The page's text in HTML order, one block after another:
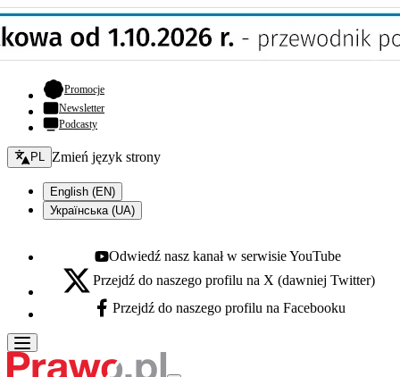
Promocje- otwiera się w nowej karcie
Newsletter
Podcasty
Zmień język - bieżący:
PL Zmień język strony
English (EN)
Українська (UA)
Youtube - otwiera się w nowej karcie
Odwiedź nasz kanał w serwisie YouTube
X - otwiera się w nowej karcie
Przejdź do naszego profilu na X (dawniej Twitter)
Facebook - otwiera się w nowej karcie
Przejdź do naszego profilu na Facebooku